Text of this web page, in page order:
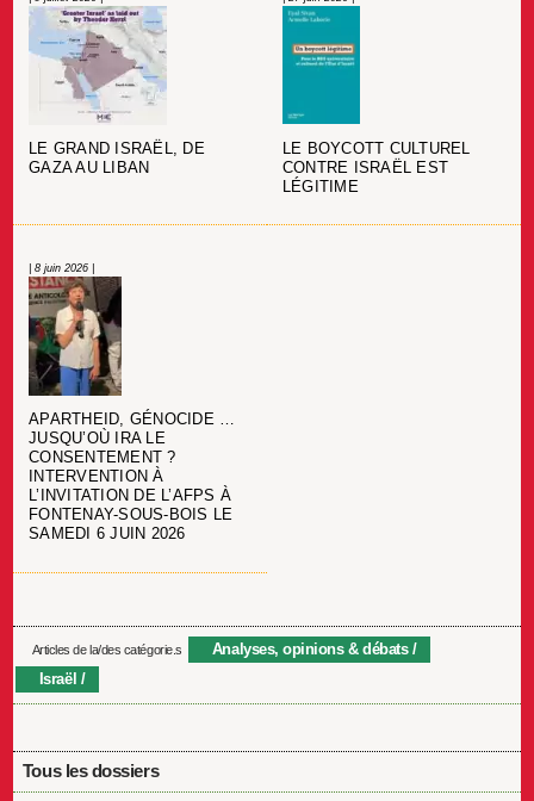
LE GRAND ISRAËL, DE
GAZA AU LIBAN
LE BOYCOTT CULTUREL
CONTRE ISRAËL EST
LÉGITIME
| 8 juin 2026 |
APARTHEID, GÉNOCIDE …
JUSQU’OÙ IRA LE
CONSENTEMENT ?
INTERVENTION À
L’INVITATION DE L’AFPS À
FONTENAY-SOUS-BOIS LE
SAMEDI 6 JUIN 2026
Articles de la/des catégorie.s
Analyses, opinions & débats
Israël
Tous les dossiers